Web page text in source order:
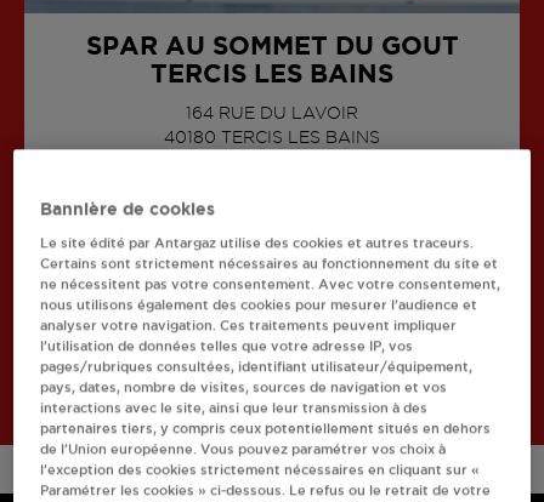
SPAR AU SOMMET DU GOUT
TERCIS LES BAINS
164 RUE DU LAVOIR
40180 TERCIS LES BAINS
AFFICHER LE TÉLÉPHONE
Recherchez un autre revendeur
Retourner à l'accueil
Bannière de cookies
Le site édité par Antargaz utilise des cookies et autres traceurs.
Certains sont strictement nécessaires au fonctionnement du site et
ne nécessitent pas votre consentement. Avec votre consentement,
nous utilisons également des cookies pour mesurer l’audience et
analyser votre navigation. Ces traitements peuvent impliquer
l’utilisation de données telles que votre adresse IP, vos
pages/rubriques consultées, identifiant utilisateur/équipement,
pays, dates, nombre de visites, sources de navigation et vos
interactions avec le site, ainsi que leur transmission à des
partenaires tiers, y compris ceux potentiellement situés en dehors
de l’Union européenne. Vous pouvez paramétrer vos choix à
l’exception des cookies strictement nécessaires en cliquant sur «
Paramétrer les cookies » ci-dessous. Le refus ou le retrait de votre